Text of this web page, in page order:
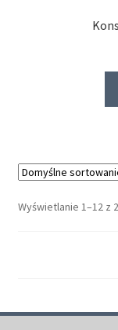
Wyświetlanie 1–12 z